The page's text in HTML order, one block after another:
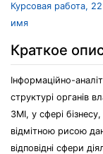
Курсовая работа,
имя
Краткое
Інформаційно-
структурі органів
ЗМІ, у сфері
відмітною рисою
відповідні сфери